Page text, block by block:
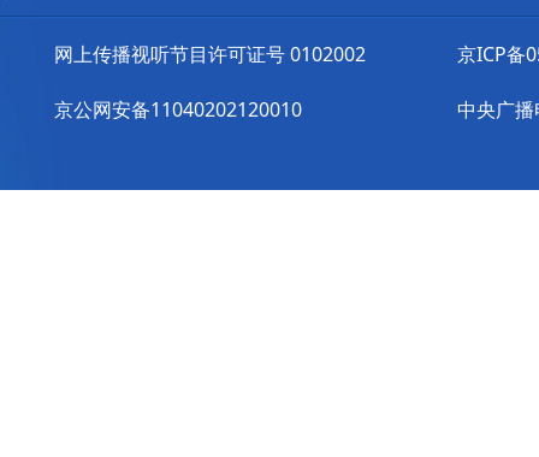
网上传播视听节目许可证号 0102002
京公网安备11040202120010
京ICP备
中央广